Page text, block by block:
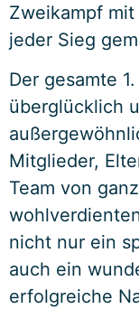
Zweikampf
jeder Sieg
Der gesamte
überglücklich
Mitglieder,
Team von
nicht nur ein
auch ein
erfolgreiche